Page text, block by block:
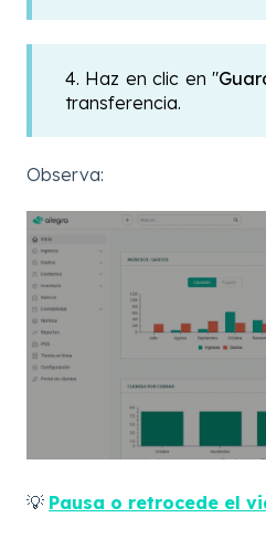
4. Haz en clic en "
transferencia.
Observa:
💡 Pausa o retrocede el